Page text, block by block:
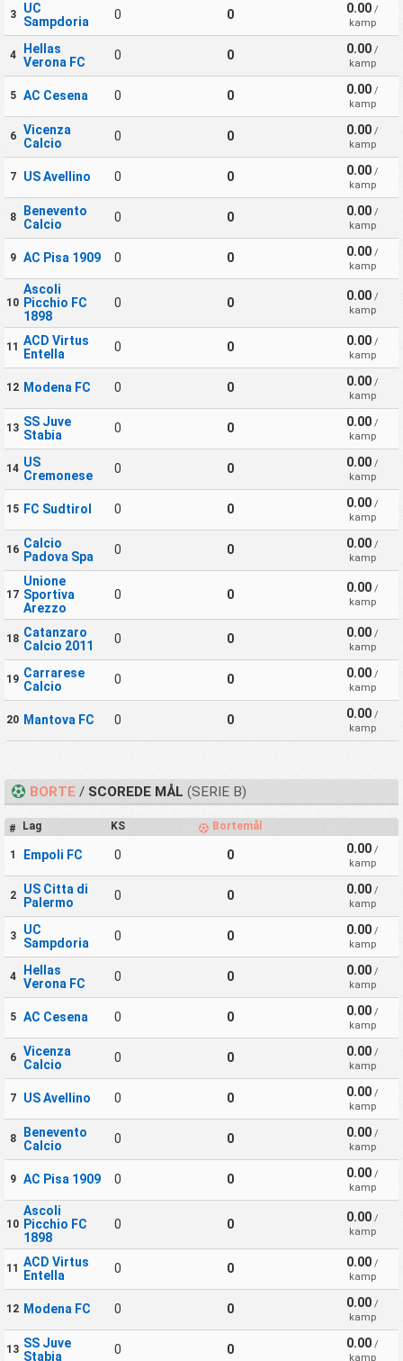
3
UC
Sampdoria
0 0 0.00 /
kamp
4
Hellas
Verona FC
0 0 0.00 /
kamp
5 AC Cesena 0 0 0.00 /
kamp
6
Vicenza
Calcio
0 0 0.00 /
kamp
7 US Avellino 0 0 0.00 /
kamp
8
Benevento
Calcio
0 0 0.00 /
kamp
9 AC Pisa 1909 0 0 0.00 /
kamp
10
Ascoli
Picchio FC
1898
0 0 0.00 /
kamp
11 ACD Virtus
Entella
0 0 0.00 /
kamp
12 Modena FC 0 0 0.00 /
kamp
13 SS Juve
Stabia
0 0 0.00 /
kamp
14 US
Cremonese
0 0 0.00 /
kamp
15 FC Sudtirol 0 0 0.00 /
kamp
16 Calcio
Padova Spa
0 0 0.00 /
kamp
17
Unione
Sportiva
Arezzo
0 0 0.00 /
kamp
18 Catanzaro
Calcio 2011
0 0 0.00 /
kamp
19 Carrarese
Calcio
0 0 0.00 /
kamp
20 Mantova FC 0 0 0.00 /
kamp
BORTE /SCOREDE MÅL (SERIE B)
# Lag KS Bortemål
1 Empoli FC 0 0 0.00 /
kamp
2
US Citta di
Palermo
0 0 0.00 /
kamp
3
UC
Sampdoria
0 0 0.00 /
kamp
4
Hellas
Verona FC
0 0 0.00 /
kamp
5 AC Cesena 0 0 0.00 /
kamp
6
Vicenza
Calcio
0 0 0.00 /
kamp
7 US Avellino 0 0 0.00 /
kamp
8
Benevento
Calcio
0 0 0.00 /
kamp
9 AC Pisa 1909 0 0 0.00 /
kamp
10
Ascoli
Picchio FC
1898
0 0 0.00 /
kamp
11 ACD Virtus
Entella
0 0 0.00 /
kamp
12 Modena FC 0 0 0.00 /
kamp
13 SS Juve
Stabia
0 0 0.00 /
kamp